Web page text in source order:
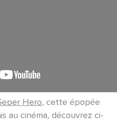
Hero, cette épopée
au cinéma, découvrez ci-